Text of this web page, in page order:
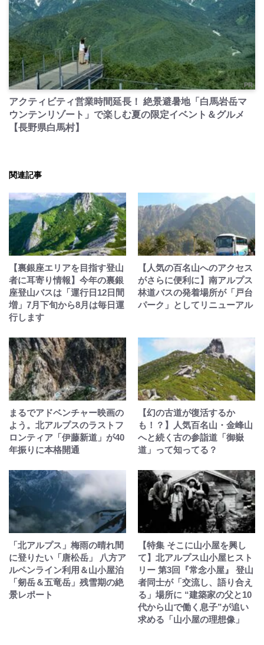
PR
アクティビティ営業時間延長！ 絶景避暑地「白馬岩岳マ
ウンテンリゾート」で楽しむ夏の限定イベント＆グルメ
【長野県白馬村】
関連記事
【裏銀座エリアを目指す登山
者に耳寄り情報】今年の裏銀
座登山バスは「運行日12日間
増」7月下旬から8月は毎日運
行します
【人気の百名山へのアクセス
がさらに便利に】南アルプス
林道バスの発着場所が「戸台
パーク」としてリニューアル
まるでアドベンチャー映画の
よう。北アルプスのラストフ
ロンティア「伊藤新道」が40
年振りに本格開通
【幻の古道が復活するか
も！？】人気百名山・金峰山
へと続く古の参詣道「御嶽
道」って知ってる？
「北アルプス」梅雨の晴れ間
に登りたい「唐松岳」 八方ア
ルペンライン利用＆山小屋泊
「剱岳＆五竜岳」残雪期の絶
景レポート
【特集 そこに山小屋を興し
て】北アルプス山小屋ヒスト
リー 第3回『常念小屋』 登山
者同士が「交流し、語り合え
る」場所に “建築家の父と10
代から山で働く息子”が追い
求める「山小屋の理想像」